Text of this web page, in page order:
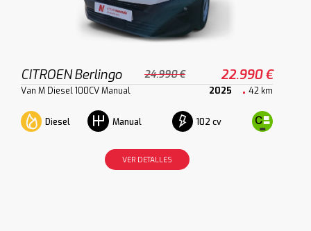
CITROEN Berlingo 24.990 € 22.990 €
Van M Diesel 100CV Manual 2025 42 km
Diesel Manual 102 cv
VER DETALLES